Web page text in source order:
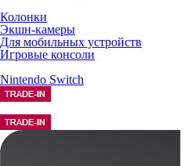
Колонки
Экшн-камеры
Для мобильных устройств
Игровые консоли
Nintendo Switch